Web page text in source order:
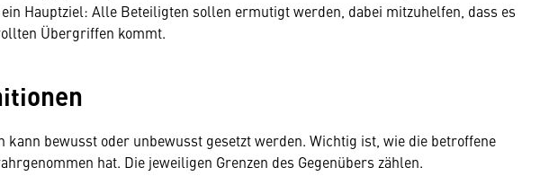
Hauptziel: Alle Beteiligten sollen ermutigt werden, dabei mitzuhelfen, dass es
Übergriffen kommt.
kann bewusst oder unbewusst gesetzt werden. Wichtig ist, wie die betroffene
hat. Die jeweiligen Grenzen des Gegenübers zählen.